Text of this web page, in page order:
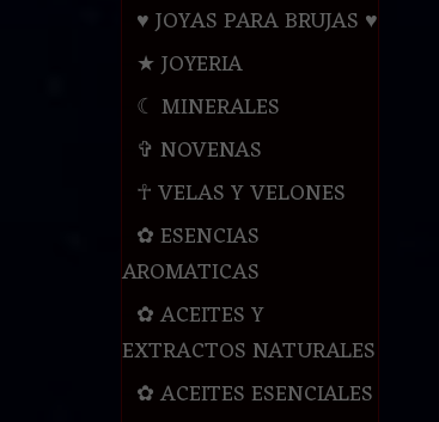
♥ JOYAS PARA BRUJAS ♥
★ JOYERIA
☾ MINERALES
✞ NOVENAS
☥ VELAS Y VELONES
✿ ESENCIAS
AROMATICAS
✿ ACEITES Y
EXTRACTOS NATURALES
✿ ACEITES ESENCIALES